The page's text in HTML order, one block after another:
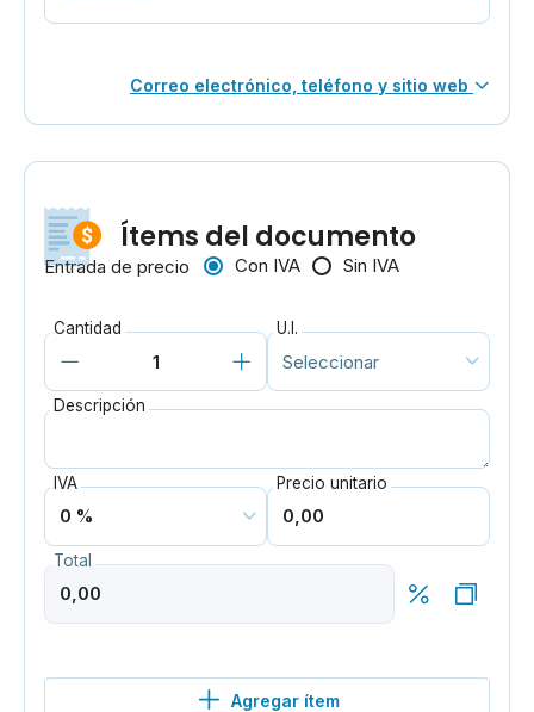
Correo electrónico, teléfono y sitio web
Ítems del documento
Entrada de precio Con IVA Sin IVA
Cantidad U.I.
Descripción
IVA Precio unitario
Total
Agregar ítem